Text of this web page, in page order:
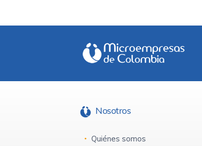
Nosotros
Quiénes somos